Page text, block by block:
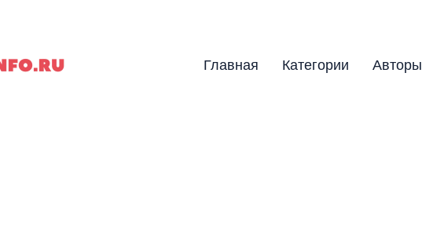
Главная Категории Авторы